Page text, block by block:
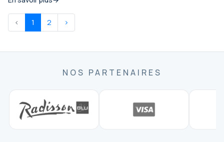
‹ 1 2 ›
NOS PARTENAIRES